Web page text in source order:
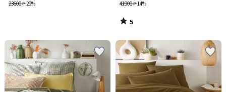
23600 ₽-29% 41900 ₽-14%
5
/